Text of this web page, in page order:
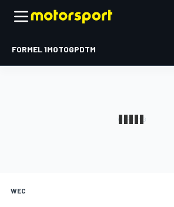
FORMEL 1MOTOGPDTM
WEC